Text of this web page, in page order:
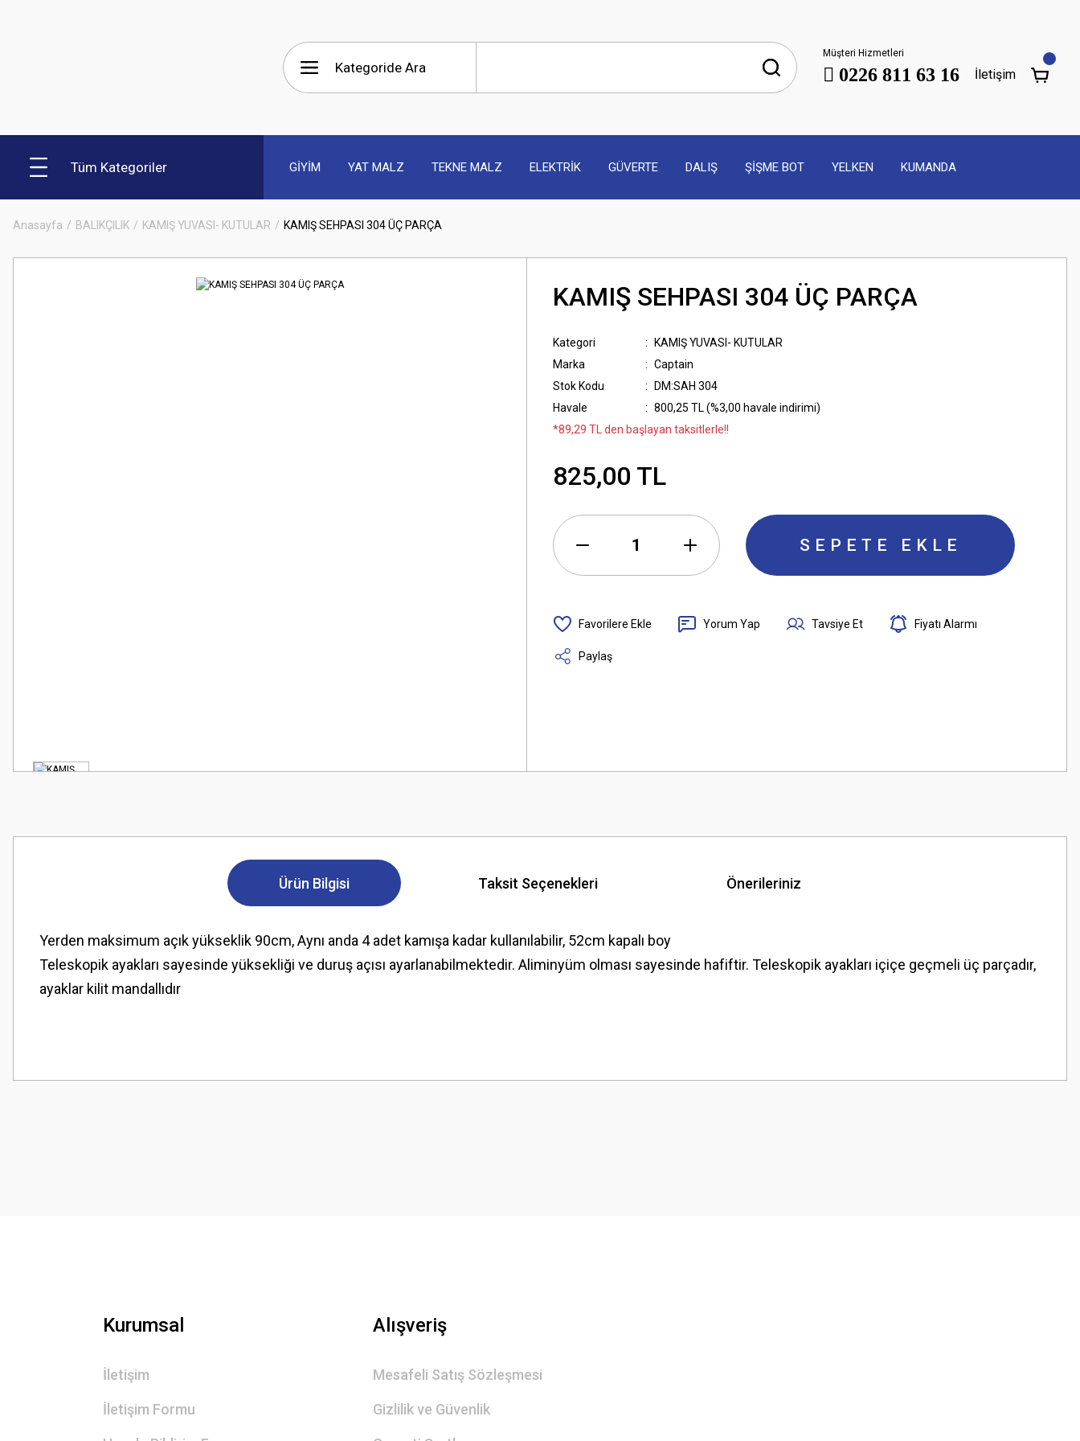
Müşteri Hizmetleri
0226 811 63 16 İletişim
Tüm Kategoriler GİYİM YAT MALZ TEKNE MALZ ELEKTRİK GÜVERTE DALIŞ ŞİŞME BOT YELKEN KUMANDA
Anasayfa BALIKÇILIK KAMIŞ YUVASI- KUTULAR KAMIŞ SEHPASI 304 ÜÇ PARÇA
KAMIŞ SEHPASI 304 ÜÇ PARÇA
Kategori
KAMIŞ YUVASI- KUTULAR
Marka
Captain
Stok Kodu
DM:SAH 304
Havale
800,25 TL (%3,00 havale indirimi)
*89,29 TL den başlayan taksitlerle!!
825,00 TL
SEPETE EKLE
Yorum Yap Tavsiye Et Fiyatı Alarmı
Paylaş
Ürün Bilgisi Taksit Seçenekleri Önerileriniz
Yerden maksimum açık yükseklik 90cm, Aynı anda 4 adet kamışa kadar kullanılabilir, 52cm kapalı boy
Teleskopik ayakları sayesinde yüksekliği ve duruş açısı ayarlanabilmektedir. Aliminyüm olması sayesinde hafiftir. Teleskopik ayakları içiçe geçmeli üç parçadır,
ayaklar kilit mandallıdır
Görüş ve önerileriniz için teşekkür ederiz.
Kurumsal
İletişim
İletişim Formu
Alışveriş
Mesafeli Satış Sözleşmesi
Gizlilik ve Güvenlik